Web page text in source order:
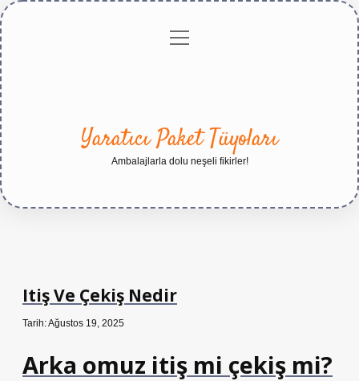
Gizlilikmenüyü
Yaratıcı Paket Tüyoları
Ambalajlarla dolu neşeli fikirler!
Itiş Ve Çekiş Nedir
Tarih: Ağustos 19, 2025
Arka omuz itiş mi çekiş mi?